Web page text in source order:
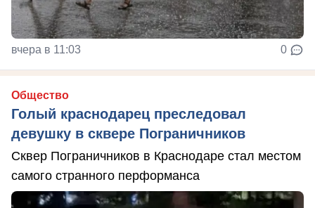
вчера в 11:03 0
Общество
Голый краснодарец преследовал
девушку в сквере Пограничников
Сквер Пограничников в Краснодаре стал местом
самого странного перформанса